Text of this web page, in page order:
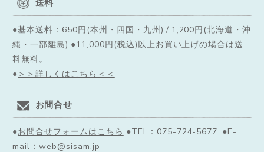
●基本送料：650円(本州・四国・九州) / 1,200円(北海道・沖
縄・一部離島) ●11,000円(税込)以上お買い上げの場合は送
料無料。
● ＞＞詳しくはこちら＜＜
お問合せ
●お問合せフォームはこちら ●TEL：075-724-5677 ●E-
mail：web@sisam.jp